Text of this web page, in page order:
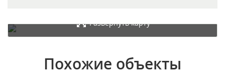
Развернуть карту
Похожие объекты